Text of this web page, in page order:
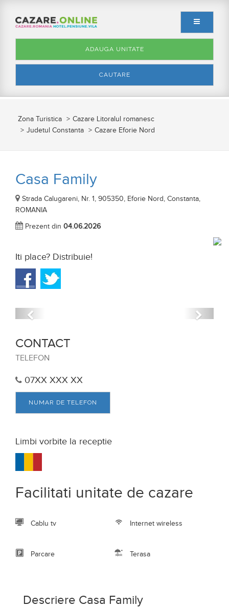
CAUTARE
ADAUGA UNITATE
Zona Turistica
Cazare Litoralul romanesc
Judetul Constanta
Cazare Eforie Nord
Casa Family
Strada Calugareni, Nr. 1, 905350, Eforie Nord, Constanta,
ROMANIA
Prezent din 04.06.2026
Iti place? Distribuie!
CONTACT
TELEFON
07XX XXX XX
NUMAR DE TELEFON
Limbi vorbite la receptie
Facilitati unitate de cazare
Cablu tv Internet wireless
Parcare Terasa
Descriere Casa Family